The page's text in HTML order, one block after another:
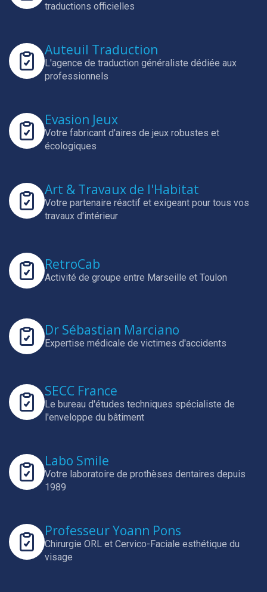
traductions officielles
Auteuil Traduction
L'agence de traduction généraliste dédiée aux
professionnels
Evasion Jeux
Votre fabricant d'aires de jeux robustes et
écologiques
Art & Travaux de l'Habitat
Votre partenaire réactif et exigeant pour tous vos
travaux d'intérieur
RetroCab
Activité de groupe entre Marseille et Toulon
Dr Sébastian Marciano
Expertise médicale de victimes d'accidents
SECC France
Le bureau d'études techniques spécialiste de
l'enveloppe du bâtiment
Labo Smile
Votre laboratoire de prothèses dentaires depuis
1989
Professeur Yoann Pons
Chirurgie ORL et Cervico-Faciale esthétique du
visage